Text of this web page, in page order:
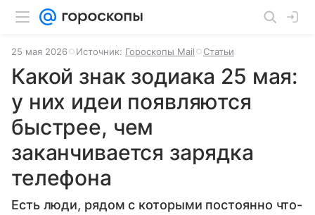
25 мая 2026 Источник: Гороскопы Mail Статьи
Какой знак зодиака 25 мая:
у них идеи появляются
быстрее, чем
заканчивается зарядка
телефона
Есть люди, рядом с которыми постоянно что-